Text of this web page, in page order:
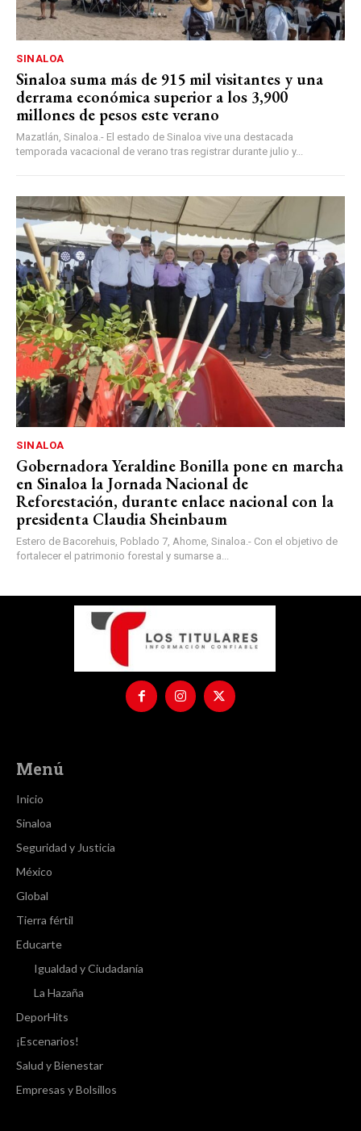
SINALOA
Sinaloa suma más de 915 mil visitantes y una
derrama económica superior a los 3,900
millones de pesos este verano
Mazatlán, Sinaloa.- El estado de Sinaloa vive una destacada
temporada vacacional de verano tras registrar durante julio y...
SINALOA
Gobernadora Yeraldine Bonilla pone en marcha
en Sinaloa la Jornada Nacional de
Reforestación, durante enlace nacional con la
presidenta Claudia Sheinbaum
Estero de Bacorehuis, Poblado 7, Ahome, Sinaloa.- Con el objetivo de
fortalecer el patrimonio forestal y sumarse a...
Menú
Inicio
Sinaloa
Seguridad y Justicia
México
Global
Tierra fértil
Educarte
Igualdad y Ciudadanía
La Hazaña
DeporHits
¡Escenarios!
Salud y Bienestar
Empresas y Bolsillos